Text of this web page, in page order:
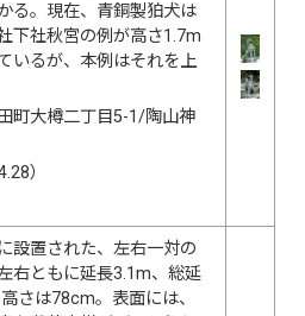
る。現在、青銅製狛犬は
下社秋宮の例が高さ1.7m
いるが、本例はそれを上
町大樽二丁目5-1/陶山神
）
設置された、左右一対の
右ともに延長3.1m、総延
さは78cm。表面には、